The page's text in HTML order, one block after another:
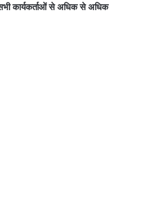
कार्यकर्ताओं से अधिक से अधिक